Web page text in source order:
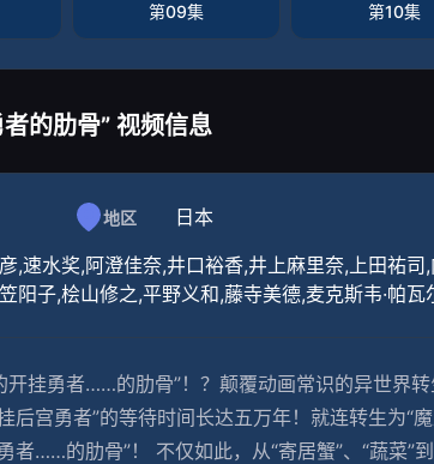
第09集 第10集
的肋骨” 视频信息
地区 日本
,速水奖,阿澄佳奈,井口裕香,井上麻里奈,上田祐
阳子,桧山修之,平野义和,藤寺美德,麦克斯韦·帕
挂勇者……的肋骨”！？颠覆动画常识的异世界
后宫勇者”的等待时间长达五万年！就连转生为“
……的肋骨”！ 不仅如此，从“寄居蟹”、“蔬菜”